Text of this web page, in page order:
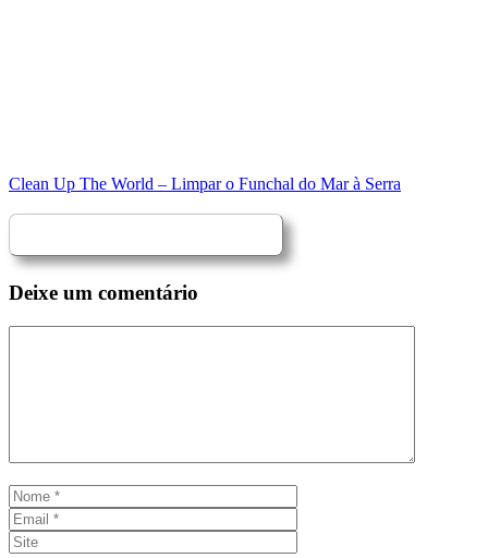
Clean Up The World – Limpar o Funchal do Mar à Serra
Deixe um comentário
Nome